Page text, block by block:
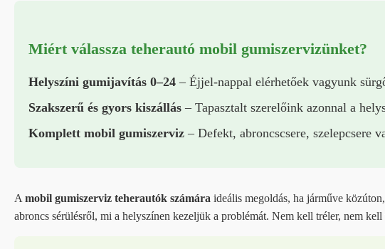
Miért válassza teherautó mobil gumiszervizünket?
Helyszíni gumijavítás 0–24 – Éjjel-nappal elérhetőek vagyunk
Szakszerű és gyors kiszállás – Tapasztalt szerelőink azonnal a
Komplett mobil gumiszerviz – Defekt, abroncscsere, szelepcsere
A mobil gumiszerviz teherautók számára ideális megoldás, ha járműve
abroncs sérülésről, mi a helyszínen kezeljük a problémát. Nem kell tréler, nem